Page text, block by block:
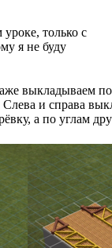
только с
я не буду
выкладываем
Слева и справа
а по углам